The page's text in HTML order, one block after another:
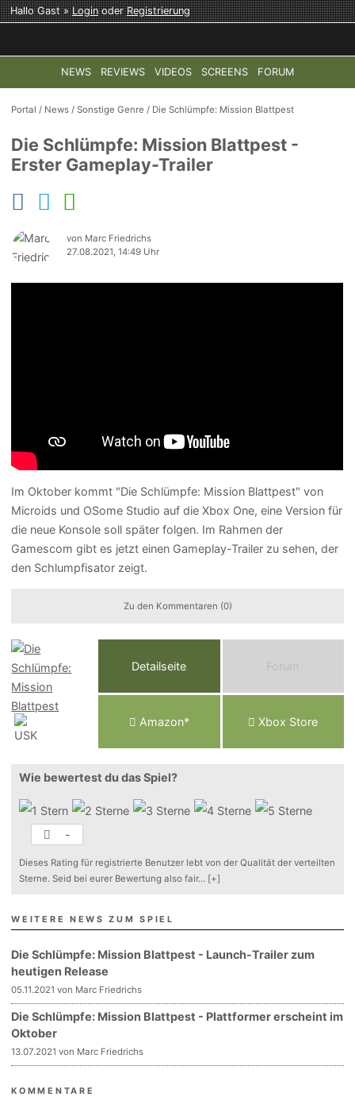
Hallo Gast »LoginoderRegistrierung
NEWS REVIEWS VIDEOS SCREENS FORUM
TOP-THEMEN: COD: MODERN WARFARE 4 HALO:
Portal / News /Sonstige Genre / Die Schlümpfe: Mission Blattpest
Die Schlümpfe: Mission Blattpest -
Erster Gameplay-Trailer
von Marc Friedrichs
27.08.2021, 14:49 Uhr
Im Oktober kommt "Die Schlümpfe: Mission Blattpest" von
Microids und OSome Studio auf die Xbox One, eine Version für
die neue Konsole soll später folgen. Im Rahmen der
Gamescom gibt es jetzt einen Gameplay-Trailer zu sehen, der
den Schlumpfisator zeigt.
Zu den Kommentaren (0)
Detailseite Forum
Amazon* Xbox Store
Wie bewertest du das Spiel?
-
Dieses Rating für registrierte Benutzer lebt von der Qualität der verteilten
Sterne. Seid bei eurer Bewertung also fair... [+]
WEITERE NEWS ZUM SPIEL
Die Schlümpfe: Mission Blattpest - Launch-Trailer zum
heutigen Release
05.11.2021 von Marc Friedrichs
Die Schlümpfe: Mission Blattpest - Plattformer erscheint im
Oktober
13.07.2021 von Marc Friedrichs
KOMMENTARE